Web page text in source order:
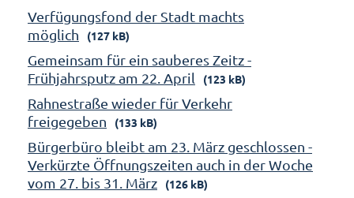
Verfügungsfond der Stadt machts
möglich
(127 kB)
Gemeinsam für ein sauberes Zeitz -
Frühjahrsputz am 22. April
(123 kB)
Rahnestraße wieder für Verkehr
freigegeben
(133 kB)
Bürgerbüro bleibt am 23. März geschlossen -
Verkürzte Öffnungszeiten auch in der Woche
vom 27. bis 31. März
(126 kB)